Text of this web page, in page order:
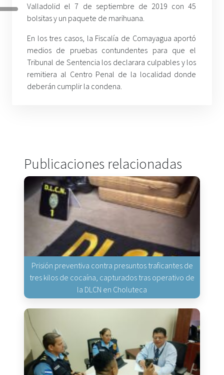
Valladolid el 7 de septiembre de 2019 con 45
bolsitas y un paquete de marihuana.
En los tres casos, la Fiscalía de Comayagua aportó
medios de pruebas contundentes para que el
Tribunal de Sentencia los declarara culpables y los
remitiera al Centro Penal de la localidad donde
deberán cumplir la condena.
Publicaciones relacionadas
Prisión preventiva contra presuntos traficantes de
tres kilos de cocaína, capturados tras operativo de
la DLCN en Choluteca